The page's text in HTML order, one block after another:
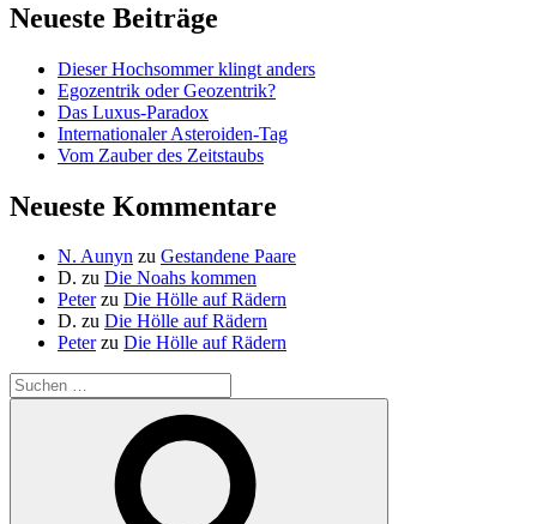
Neueste Beiträge
Dieser Hochsommer klingt anders
Egozentrik oder Geozentrik?
Das Luxus-Paradox
Internationaler Asteroiden-Tag
Vom Zauber des Zeitstaubs
Neueste Kommentare
N. Aunyn zu Gestandene Paare
D. zu Die Noahs kommen
Peterzu Die Hölle auf Rädern
D. zu Die Hölle auf Rädern
Peterzu Die Hölle auf Rädern
Suche
nach: